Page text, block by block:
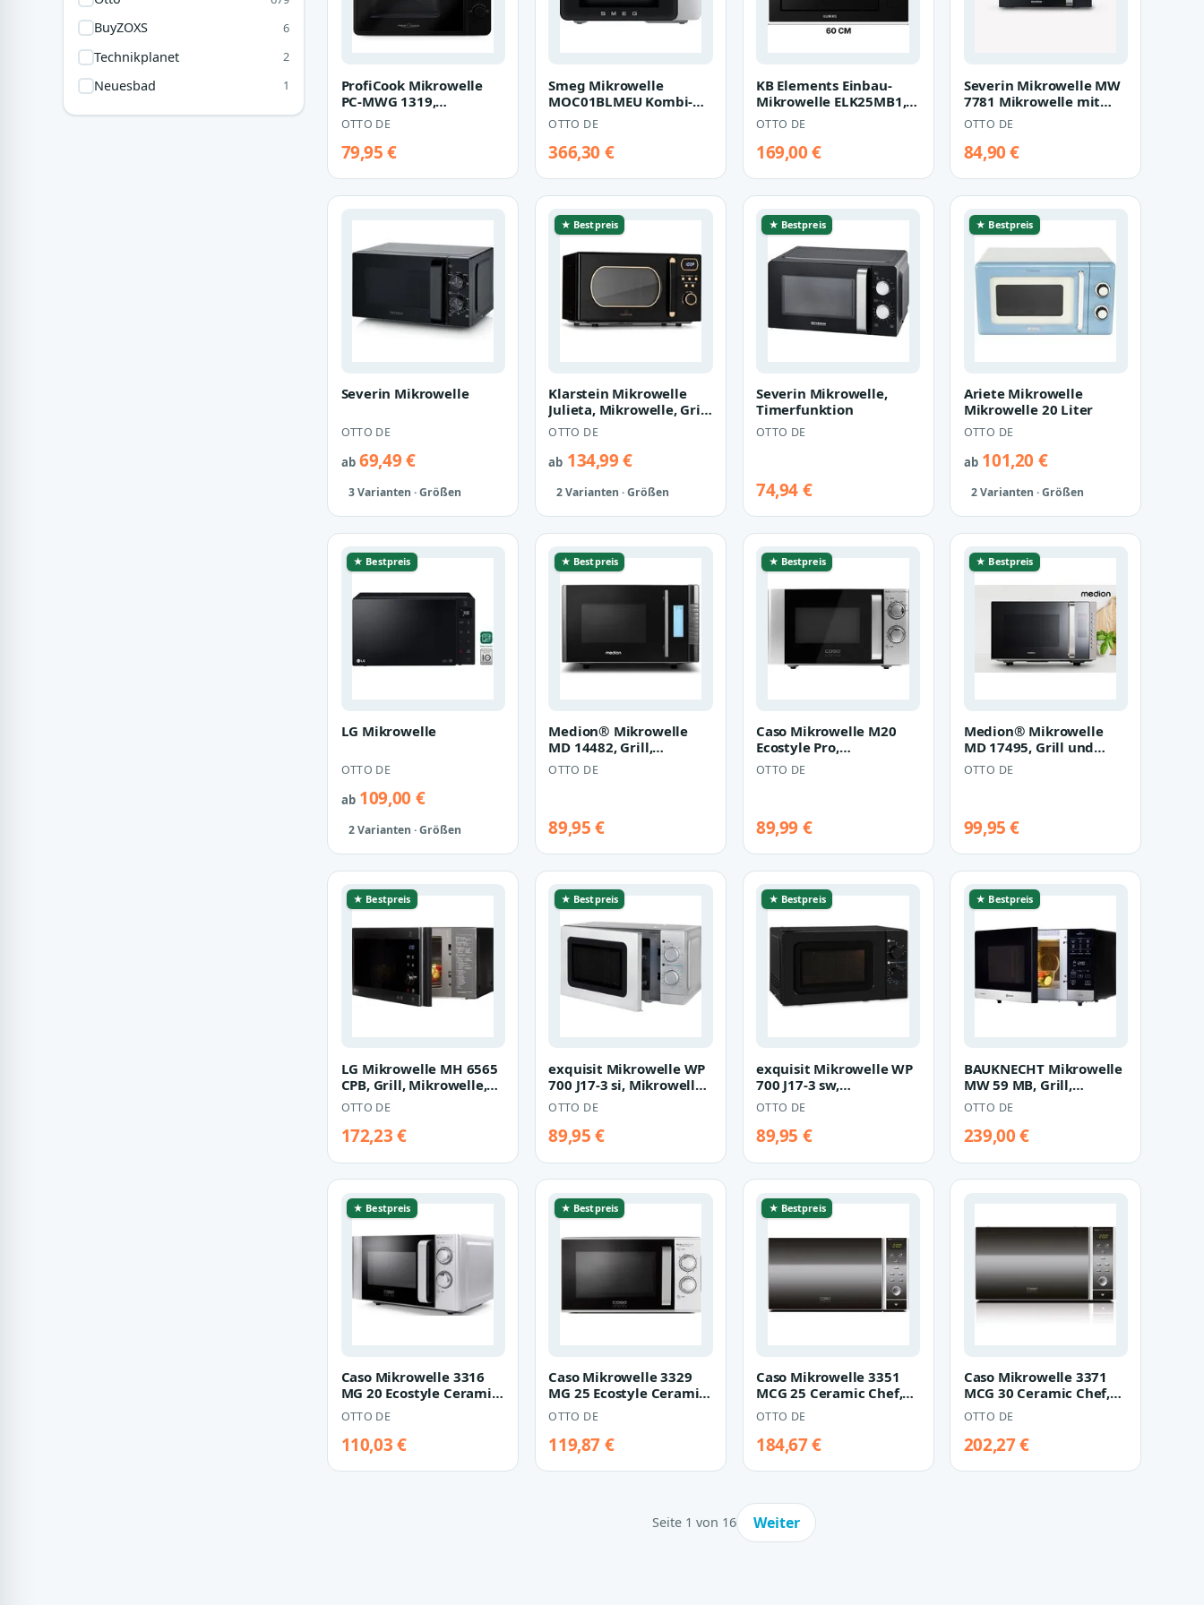
BuyZOXS 6
Technikplanet 2
Neuesbad 1
ProfiCook Mikrowelle
PC-MWG 1319,
Mikrowelle mit Grill,
800W Grill, 20…
OTTO DE
79,95 €
Smeg Mikrowelle
MOC01BLMEU Kombi-
Tisch- Mikrowelle+Grill
OTTO DE
366,30 €
KB Elements Einbau-
Mikrowelle ELK25MB1,
Grill, 25 l, Full Touch
Displa…
OTTO DE
169,00 €
Severin Mikrowelle MW
7781 Mikrowelle mit
Grillfunktion, elektrisch
OTTO DE
84,90 €
Severin Mikrowelle
OTTO DE
ab69,49 €
3 Varianten · Größen
★ Bestpreis
Klarstein Mikrowelle
Julieta, Mikrowelle, Grill,
20 l
OTTO DE
ab 134,99 €
2 Varianten · Größen
★ Bestpreis
Severin Mikrowelle,
Timerfunktion
OTTO DE
74,94 €
★ Bestpreis
Ariete Mikrowelle
Mikrowelle 20 Liter
OTTO DE
ab101,20 €
2 Varianten · Größen
★ Bestpreis
LG Mikrowelle
OTTO DE
ab109,00 €
2 Varianten · Größen
★ Bestpreis
Medion® Mikrowelle
MD 14482, Grill,
Mikrowelle, 20 l, 5
Leistungsstufe…
OTTO DE
89,95 €
★ Bestpreis
Caso Mikrowelle M20
Ecostyle Pro,
Mikrowelle, 20 l
OTTO DE
89,99 €
★ Bestpreis
Medion® Mikrowelle
MD 17495, Grill und
Heißluft, 23 l, 5
Leistungsstuf…
OTTO DE
99,95 €
★ Bestpreis
LG Mikrowelle MH 6565
CPB, Grill, Mikrowelle,
25 l
OTTO DE
172,23 €
★ Bestpreis
exquisit Mikrowelle WP
700 J17-3 si, Mikrowelle,
20 l
OTTO DE
89,95 €
★ Bestpreis
exquisit Mikrowelle WP
700 J17-3 sw,
Mikrowelle, 20 l
OTTO DE
89,95 €
★ Bestpreis
BAUKNECHT Mikrowelle
MW 59 MB, Grill,
Mikrowelle, Heißluft,
Dampfgarfu…
OTTO DE
239,00 €
★ Bestpreis
Caso Mikrowelle 3316
MG 20 Ecostyle Ceramic,
Grill, Mikrowelle, 20 l
OTTO DE
110,03 €
★ Bestpreis
Caso Mikrowelle 3329
MG 25 Ecostyle Ceramic,
Grill, Mikrowelle, 25 l,…
OTTO DE
119,87 €
★ Bestpreis
Caso Mikrowelle 3351
MCG 25 Ceramic Chef,
Grill, Mikrowelle,
Heißluft,…
OTTO DE
184,67 €
Caso Mikrowelle 3371
MCG 30 Ceramic Chef,
Grill, Mikrowelle,
Heißluft,…
OTTO DE
202,27 €
Seite 1 von 16 Weiter